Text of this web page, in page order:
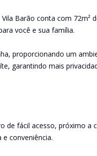
Barão conta com
você e sua família.
proporcionando um
garantindo mais
de fácil acesso, próximo a
e conveniência.